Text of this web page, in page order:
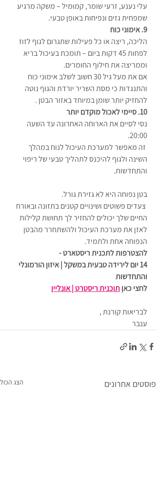
עלי נענע, זרעי שומר, קמומיל – משקה מרגיע
שמפחית גזים ונפיחות באופן טבעי.
9. אימוני כוח
הליכה, ריצה או כל פעילות שתגרום לגוף לזוז
לפחות 45 דקות ביום – תומכת בעיכול בריא
וממריצה את חילוף החומרים.
אם את מעל גיל 30 חשוב לשלב אימוני כוח
והתנגדות כי מסת השריר יורדת והגוף נוטה
להחזיק יותר שומן במיוחד באזור הבטן .
10. סיימי לאכול מוקדם יותר
נסי לסיים את הארוחה האחרונה עד השעה
20:00.
זה מאפשר למערכת העיכול לנוח במהלך
השינה ולגוף להיכנס לתהליך טבעי של ריפוי
והתחדשות.
בטן נפוחה היא לא גזירת גורל.
צעדים פשוטים ושינויים קטנים בתזונה ובאורח
החיים שלך יכולים להחזיר לך תחושת קלילות
לאזן את מערכת העיכול ולהשתחרר מהבטן
הנפוחה אחת ולתמיד.
להצטרפות לתכנית ריסטארט -
14 יום לירידה טבעית במשקל | איזון הורמונלי
והתחדשות
לחצי כאן תוכנית ריסטרט | אונליין
לבריאות קורנת ,
ענבר
פוסטים אחרונים הצג הכול